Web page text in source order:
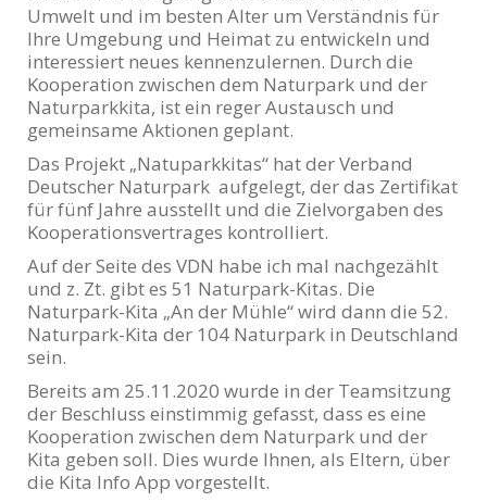
Umwelt und im besten Alter um Verständnis für
Ihre Umgebung und Heimat zu entwickeln und
interessiert neues kennenzulernen. Durch die
Kooperation zwischen dem Naturpark und der
Naturparkkita, ist ein reger Austausch und
gemeinsame Aktionen geplant.
Das Projekt „Natuparkkitas“ hat der Verband
Deutscher Naturpark aufgelegt, der das Zertifikat
für fünf Jahre ausstellt und die Zielvorgaben des
Kooperationsvertrages kontrolliert.
Auf der Seite des VDN habe ich mal nachgezählt
und z. Zt. gibt es 51 Naturpark-Kitas. Die
Naturpark-Kita „An der Mühle“ wird dann die 52.
Naturpark-Kita der 104 Naturpark in Deutschland
sein.
Bereits am 25.11.2020 wurde in der Teamsitzung
der Beschluss einstimmig gefasst, dass es eine
Kooperation zwischen dem Naturpark und der
Kita geben soll. Dies wurde Ihnen, als Eltern, über
die Kita Info App vorgestellt.